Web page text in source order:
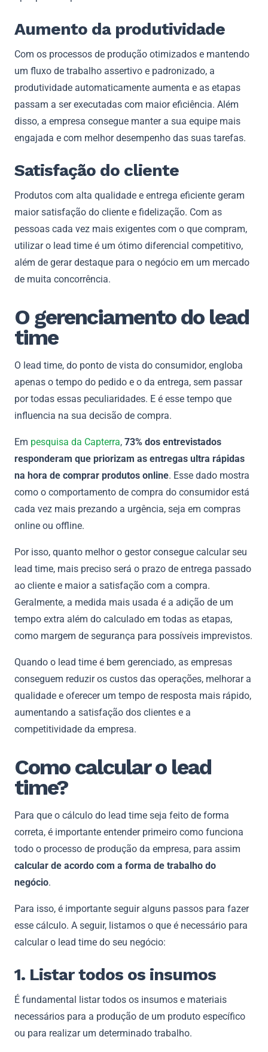
Aumento da produtividade
Com os processos de produção otimizados e mantendo
um fluxo de trabalho assertivo e padronizado, a
produtividade automaticamente aumenta e as etapas
passam a ser executadas com maior eficiência. Além
disso, a empresa consegue manter a sua equipe mais
engajada e com melhor desempenho das suas tarefas.
Satisfação do cliente
Produtos com alta qualidade e entrega eficiente geram
maior satisfação do cliente e fidelização. Com as
pessoas cada vez mais exigentes com o que compram,
utilizar o lead time é um ótimo diferencial competitivo,
além de gerar destaque para o negócio em um mercado
de muita concorrência.
O gerenciamento do lead
time
O lead time, do ponto de vista do consumidor, engloba
apenas o tempo do pedido e o da entrega, sem passar
por todas essas peculiaridades. E é esse tempo que
influencia na sua decisão de compra.
Em pesquisa da Capterra, 73% dos entrevistados
responderam que priorizam as entregas ultra rápidas
na hora de comprar produtos online. Esse dado mostra
como o comportamento de compra do consumidor está
cada vez mais prezando a urgência, seja em compras
online ou offline.
Por isso, quanto melhor o gestor consegue calcular seu
lead time, mais preciso será o prazo de entrega passado
ao cliente e maior a satisfação com a compra.
Geralmente, a medida mais usada é a adição de um
tempo extra além do calculado em todas as etapas,
como margem de segurança para possíveis imprevistos.
Quando o lead time é bem gerenciado, as empresas
conseguem reduzir os custos das operações, melhorar a
qualidade e oferecer um tempo de resposta mais rápido,
aumentando a satisfação dos clientes e a
competitividade da empresa.
Como calcular o lead
time?
Para que o cálculo do lead time seja feito de forma
correta, é importante entender primeiro como funciona
todo o processo de produção da empresa, para assim
calcular de acordo com a forma de trabalho do
negócio.
Para isso, é importante seguir alguns passos para fazer
esse cálculo. A seguir, listamos o que é necessário para
calcular o lead time do seu negócio:
1. Listar todos os insumos
É fundamental listar todos os insumos e materiais
necessários para a produção de um produto específico
ou para realizar um determinado trabalho.